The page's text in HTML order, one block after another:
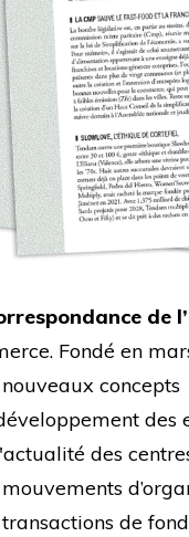
de
Fondé en
concepts
des
des
de